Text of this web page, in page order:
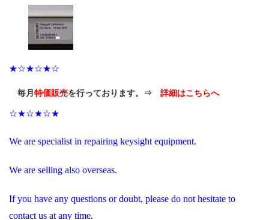
★☆★☆★☆
毎月 特価販売を行っております。⇒ 詳細はこちらへ
☆★☆★☆★
We are specialist in repairing keysight equipment.
We are selling also overseas.
If you have any questions or doubt, please do not hesitate to
contact us at any time.